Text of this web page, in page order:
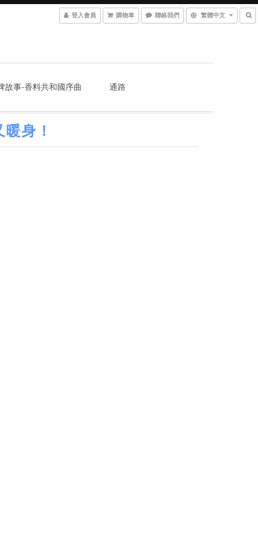
登入會員 購物車 聯絡我們 繁體中文
故事-香料共和國序曲 通路
身！